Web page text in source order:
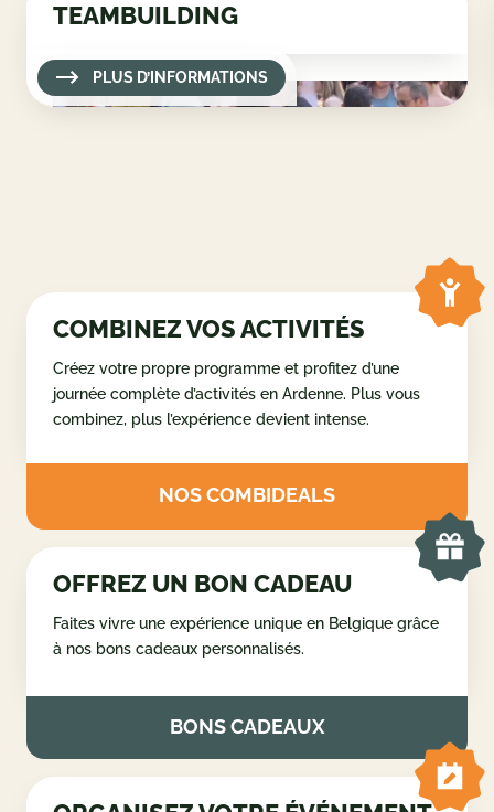
TEAMBUILDING
PLUS D’INFORMATIONS
COMBINEZ VOS ACTIVITÉS
Créez votre propre programme et profitez d’une
journée complète d’activités en Ardenne. Plus vous
combinez, plus l’expérience devient intense.
NOS COMBIDEALS
OFFREZ UN BON CADEAU
Faites vivre une expérience unique en Belgique grâce
à nos bons cadeaux personnalisés.
BONS CADEAUX